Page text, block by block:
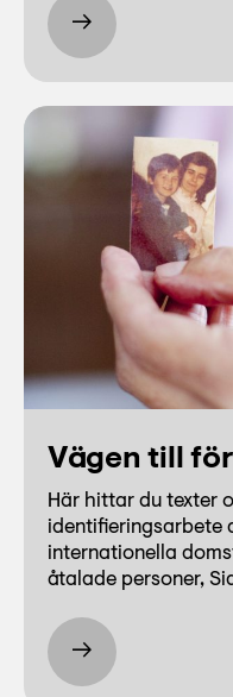
Vägen till
Här hittar du texter
identifieringsarbete
internationella
åtalade personer,